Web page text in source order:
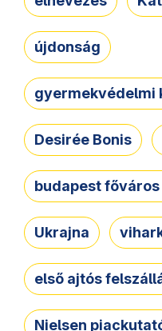
újdonság
gyermekvédelmi
Desirée Bonis
budapest
Ukrajna
első ajtós
Nielsen